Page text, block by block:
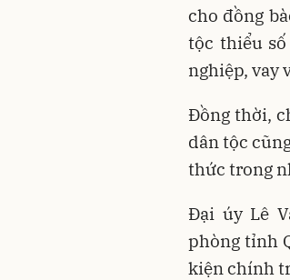
cho đồng
tộc thiểu
nghiệp, vay
Đồng thời,
dân tộc
thức trong
Đại úy Lê
phòng tỉnh
kiện chính